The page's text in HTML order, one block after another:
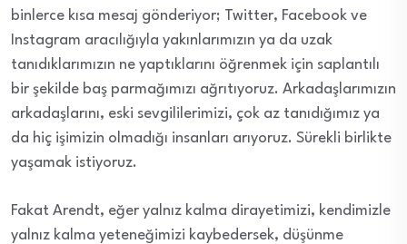
binlerce kısa mesaj gönderiyor; Twitter, Facebook ve
Instagram aracılığıyla yakınlarımızın ya da uzak
tanıdıklarımızın ne yaptıklarını öğrenmek için saplantılı
bir şekilde baş parmağımızı ağrıtıyoruz. Arkadaşlarımızın
arkadaşlarını, eski sevgililerimizi, çok az tanıdığımız ya
da hiç işimizin olmadığı insanları arıyoruz. Sürekli birlikte
yaşamak istiyoruz.
Fakat Arendt, eğer yalnız kalma dirayetimizi, kendimizle
yalnız kalma yeteneğimizi kaybedersek, düşünme